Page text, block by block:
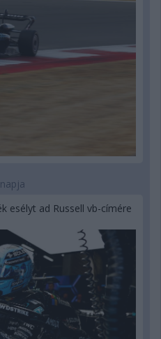
esélyt ad Russell vb-címére